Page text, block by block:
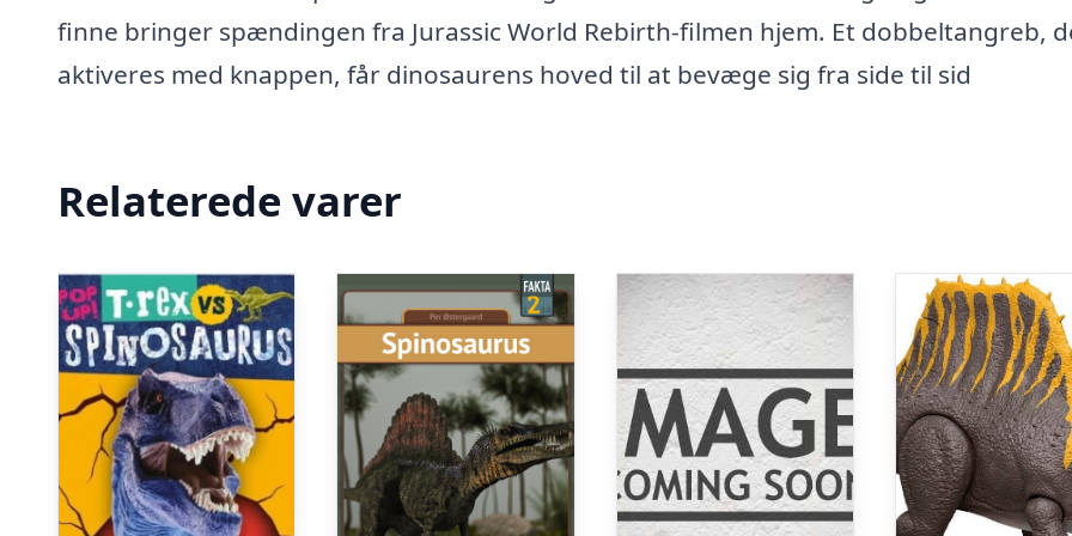
finne bringer spændingen fra Jurassic World Rebirth-filmen hjem. Et dobbeltangreb,
aktiveres med knappen, får dinosaurens hoved til at bevæge sig fra side til sid
Relaterede varer